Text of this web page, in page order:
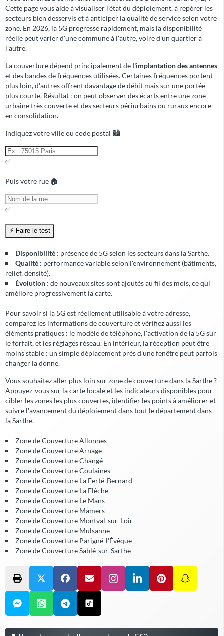
Cette page vous aide à visualiser l'état du déploiement, à repérer les
secteurs bien desservis et à anticiper la qualité de service selon votre
zone. En 2026, la 5G progresse rapidement, mais la disponibilité
réelle peut varier d'une commune à l'autre, voire d'un quartier à
l'autre.
La couverture dépend principalement de l'implantation des antennes
et des bandes de fréquencesutilisées. Certaines fréquences portent
plus loin, d'autres offrent davantage de débit mais sur une portée
plus courte. Résultat : on peut observer des écarts entre une zone
urbaine très couverte et des secteurs périurbains ou ruraux encore
en consolidation.
Indiquez votre ville ou code postal 🏙️
✅
Puis votre rue 🏠
✅
Disponibilité : présence de 5G selon les secteurs dans la Sarthe.
Qualité : performance variable selon l'environnement (bâtiments,
relief, densité).
Évolution : de nouveaux sites sont ajoutés au fil des mois, ce qui
améliore progressivement la carte.
Pour savoir si la 5G est réellement utilisable à votre adresse,
comparez les informations de couverture et vérifiez aussi les
éléments pratiques : le modèle de téléphone, l'activation de la 5G sur
le forfait, et les réglages réseau. En intérieur, la réception peut être
moins stable : un simple déplacement près d'une fenêtre peut parfois
changer la donne.
Vous souhaitez aller plus loin sur zone de couverture dans la Sarthe ?
Appuyez-vous sur la carte locale et les indicateurs disponibles pour
cibler les zones les plus couvertes, identifier les points à améliorer et
suivre l'avancement du déploiement dans tout le département dans
la Sarthe.
Zone de Couverture Allonnes
Zone de Couverture Arnage
Zone de Couverture Changé
Zone de Couverture Coulaines
Zone de Couverture La Ferté-Bernard
Zone de Couverture La Flèche
Zone de Couverture Le Mans
Zone de Couverture Mamers
Zone de Couverture Montval-sur-Loir
Zone de Couverture Mulsanne
Zone de Couverture Parigné-l'Évêque
Zone de Couverture Sablé-sur-Sarthe